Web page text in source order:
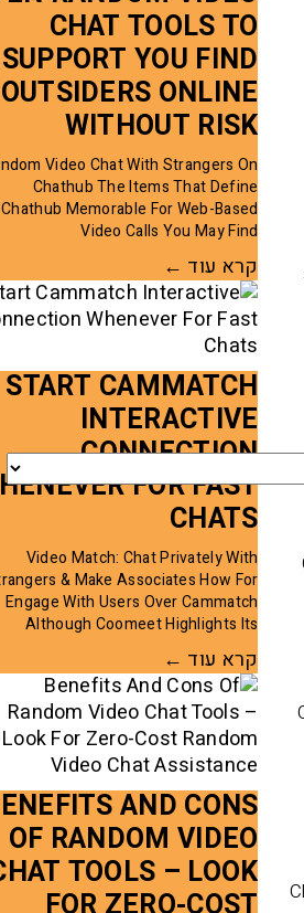
CHAT TOOLS TO
SUPPORT YOU FIND
OUTSIDERS ONLINE
WITHOUT RISK
Video Chat With Strangers On
Chathub The Items That Define
Chathub Memorable For Web-Based
Video Calls You May Find
קרא עוד ←
START CAMMATCH
INTERACTIVE
CONNECTION
FOR FAST
CHATS
Video Match: Chat Privately With
& Make Associates How For
Engage With Users Over Cammatch
Although Coomeet Highlights Its
קרא עוד ←
AND CONS
OF RANDOM VIDEO
TOOLS – LOOK